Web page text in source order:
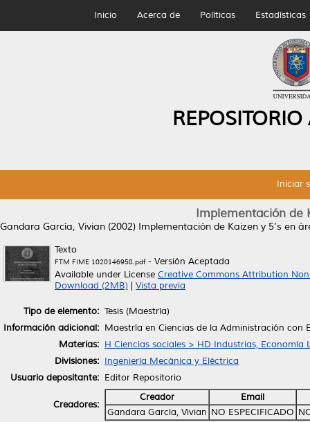
Inicio Acerca de Políticas Estadísticas
Iniciar
Implementación de
Gandara García, Vivian (2002) Implementación de Kaizen y 5’s en
Texto
FTM FIME 1020146958.pdf- Versión Aceptada
Available under License Creative Commons Attribution
Download (2MB)
Vista previa
Tipo de elemento: Tesis (Maestría)
Información adicional: Maestría en Ciencias de la Administración con
Materias: H Ciencias sociales > HD Industrias, Economía
Divisiones: Ingeniería Mecánica y Eléctrica
Usuario depositante: Editor Repositorio
Creadores:
Creador
Email
Gandara García, Vivian NO ESPECIFICADO